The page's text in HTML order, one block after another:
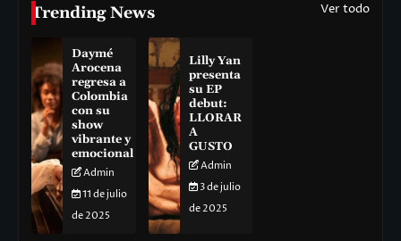
Trending News Ver todo
Daymé
Arocena
regresa a
Colombia
con su
show
vibrante y
emocional
Admin
11 de julio
de 2025
Lilly Yan
presenta
su EP
debut:
LLORAR
A
GUSTO
Admin
3 de julio
de 2025